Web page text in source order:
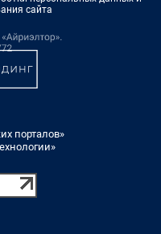
сайта
порталов»